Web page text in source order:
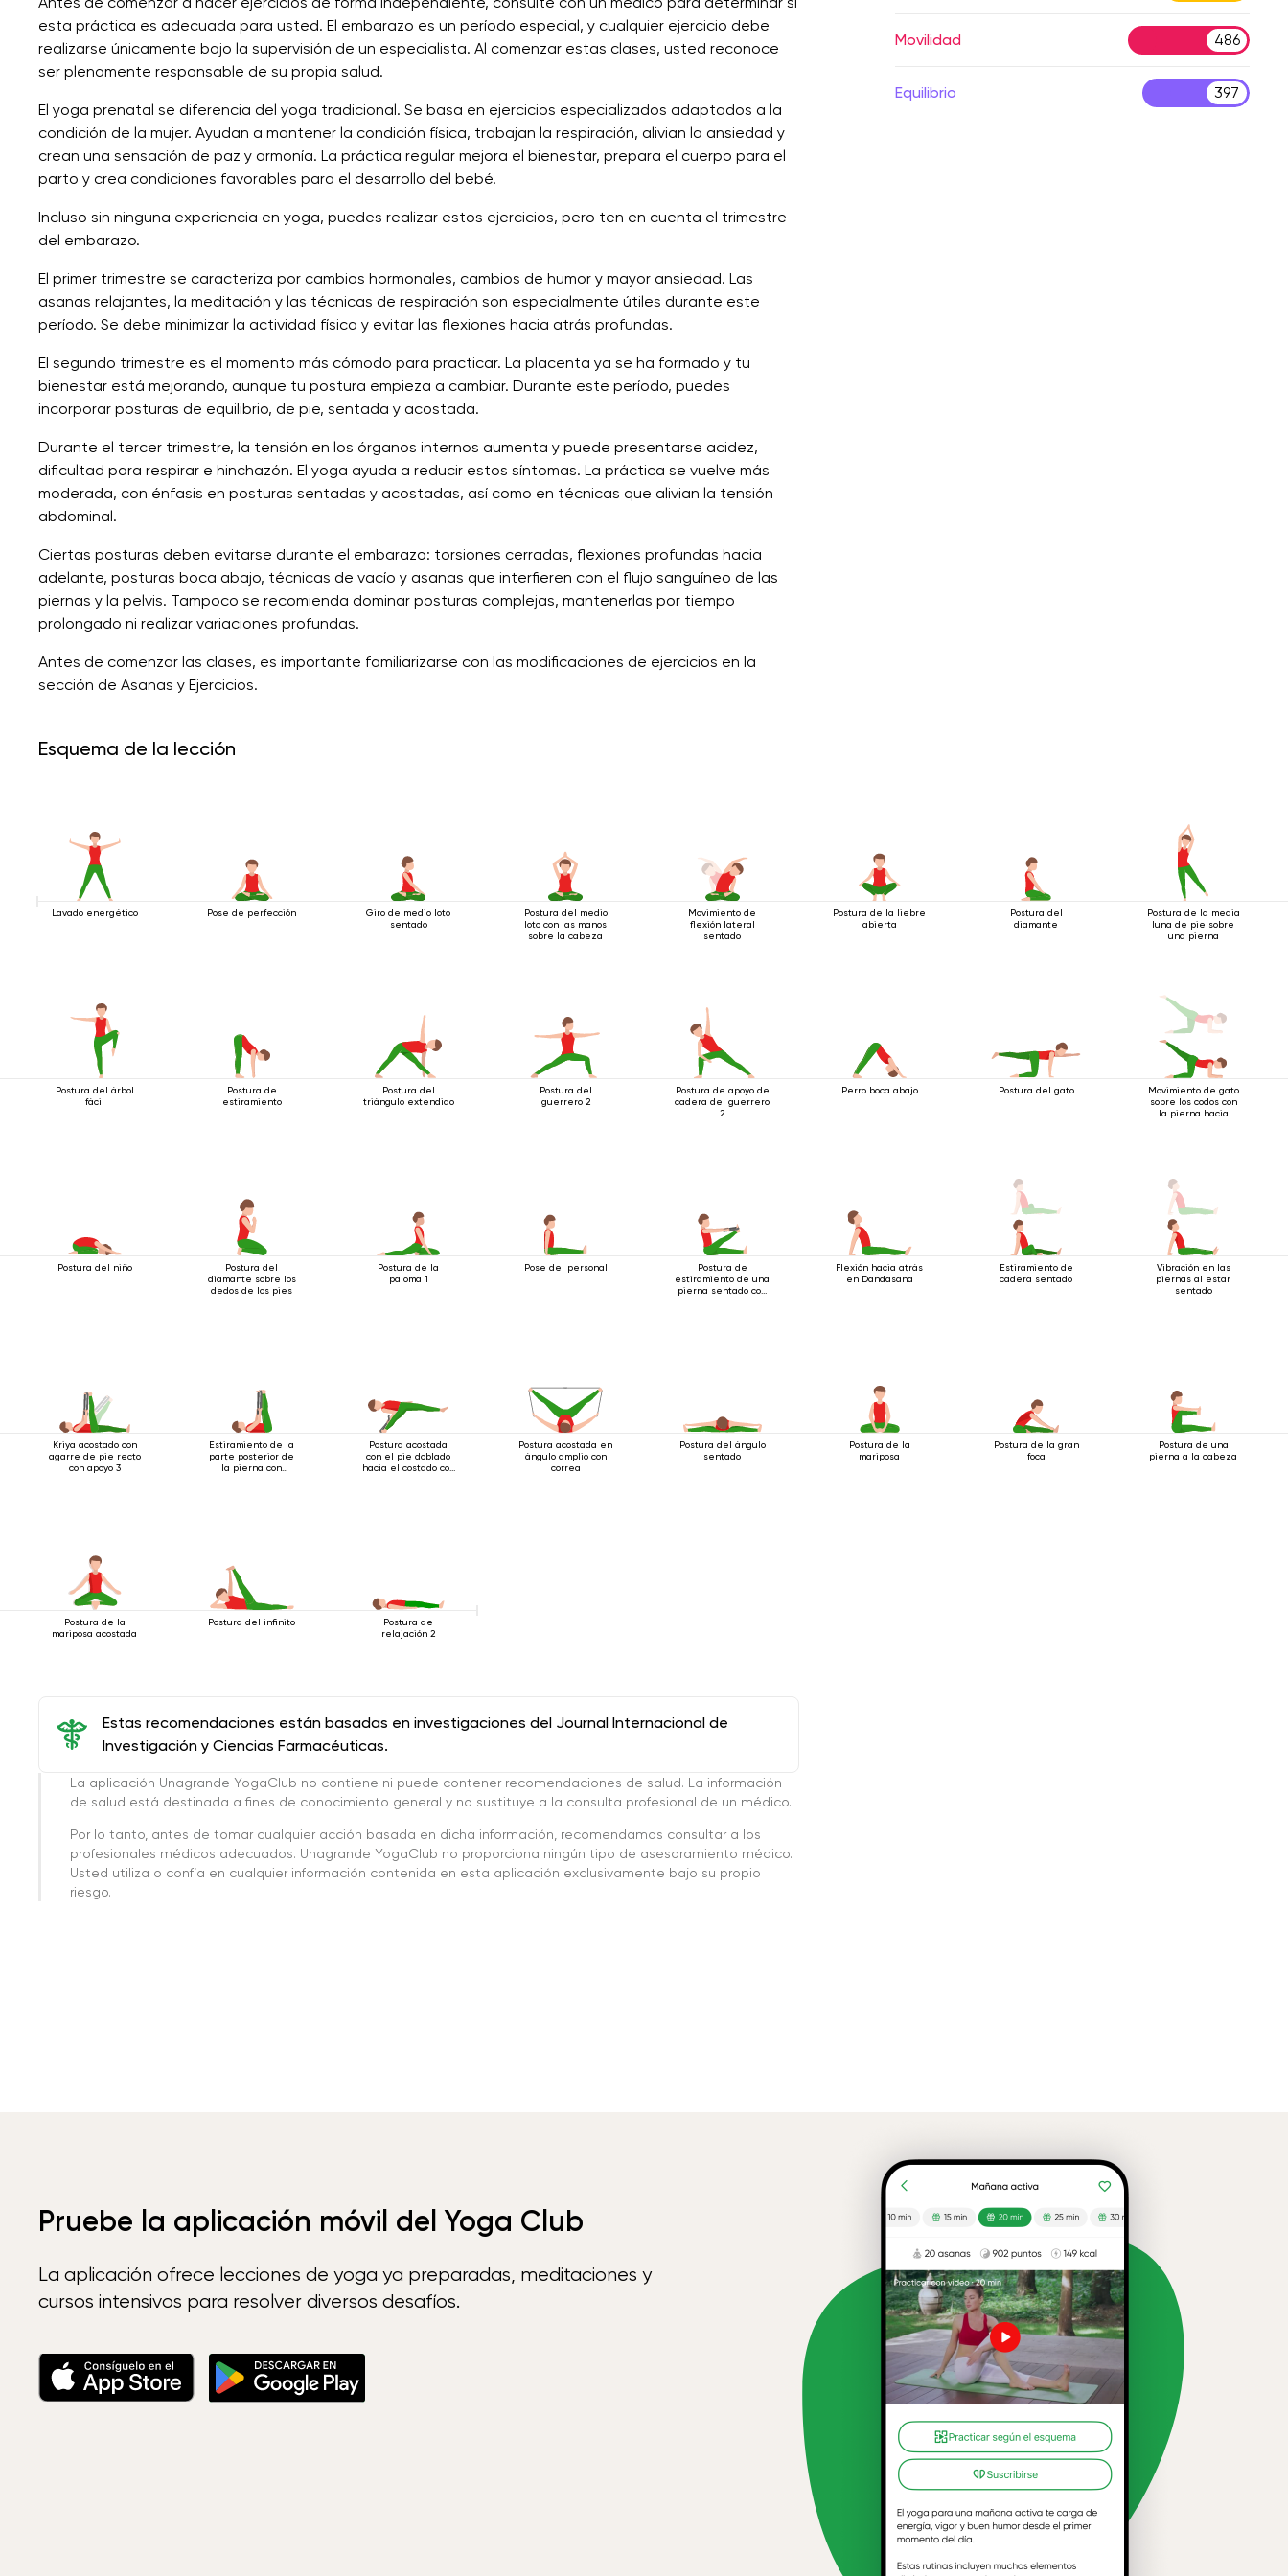
esta práctica es adecuada para usted. El embarazo es un período especial, y cualquier ejercicio debe
realizarse únicamente bajo la supervisión de un especialista. Al comenzar estas clases, usted reconoce
ser plenamente responsable de su propia salud.
El yoga prenatal se diferencia del yoga tradicional. Se basa en ejercicios especializados adaptados a la
condición de la mujer. Ayudan a mantener la condición física, trabajan la respiración, alivian la ansiedad y
crean una sensación de paz y armonía. La práctica regular mejora el bienestar, prepara el cuerpo para el
parto y crea condiciones favorables para el desarrollo del bebé.
Incluso sin ninguna experiencia en yoga, puedes realizar estos ejercicios, pero ten en cuenta el trimestre
del embarazo.
El primer trimestre se caracteriza por cambios hormonales, cambios de humor y mayor ansiedad. Las
asanas relajantes, la meditación y las técnicas de respiración son especialmente útiles durante este
período. Se debe minimizar la actividad física y evitar las flexiones hacia atrás profundas.
El segundo trimestre es el momento más cómodo para practicar. La placenta ya se ha formado y tu
bienestar está mejorando, aunque tu postura empieza a cambiar. Durante este período, puedes
incorporar posturas de equilibrio, de pie, sentada y acostada.
Durante el tercer trimestre, la tensión en los órganos internos aumenta y puede presentarse acidez,
dificultad para respirar e hinchazón. El yoga ayuda a reducir estos síntomas. La práctica se vuelve más
moderada, con énfasis en posturas sentadas y acostadas, así como en técnicas que alivian la tensión
abdominal.
Ciertas posturas deben evitarse durante el embarazo: torsiones cerradas, flexiones profundas hacia
adelante, posturas boca abajo, técnicas de vacío y asanas que interfieren con el flujo sanguíneo de las
piernas y la pelvis. Tampoco se recomienda dominar posturas complejas, mantenerlas por tiempo
prolongado ni realizar variaciones profundas.
Antes de comenzar las clases, es importante familiarizarse con las modificaciones de ejercicios en la
sección de Asanas y Ejercicios.
Movilidad 486
Equilibrio 397
Esquema de la lección
Lavado energético Pose de perfección
Giro de medio loto
sentado
Postura del medio
loto con las manos
sobre la cabeza
Movimiento de
flexión lateral
sentado
Postura de la liebre
abierta
Postura del
diamante
Postura de la media
luna de pie sobre
una pierna
Postura del árbol
fácil
Postura de
estiramiento
Postura del
triángulo extendido
Postura del
guerrero 2
Postura de apoyo de
cadera del guerrero
2
Perro boca abajo Postura del gato
Movimiento de gato
sobre los codos con
la pierna hacia
Postura del niño
Postura del
diamante sobre los
dedos de los pies
Postura de la
paloma 1
Pose del personal
Postura de
estiramiento de una
pierna sentado con
Flexión hacia atrás
en Dandasana
Estiramiento de
cadera sentado
Vibración en las
piernas al estar
sentado
Kriya acostado con
agarre de pie recto
con apoyo 3
Estiramiento de la
parte posterior de
la pierna con
Postura acostada
con el pie doblado
hacia el costado con
Postura acostada en
ángulo amplio con
correa
Postura del ángulo
sentado
Postura de la
mariposa
Postura de la gran
foca
Postura de una
pierna a la cabeza
Postura de la
mariposa acostada
Postura del infinito
Postura de
relajación 2
Estas recomendaciones están basadas en investigaciones del Journal Internacional de
Investigación y Ciencias Farmacéuticas.
La aplicación Unagrande YogaClub no contiene ni puede contener recomendaciones de salud. La información
de salud está destinada a fines de conocimiento general y no sustituye a la consulta profesional de un médico.
Por lo tanto, antes de tomar cualquier acción basada en dicha información, recomendamos consultar a los
profesionales médicos adecuados. Unagrande YogaClub no proporciona ningún tipo de asesoramiento médico.
Usted utiliza o confía en cualquier información contenida en esta aplicación exclusivamente bajo su propio
riesgo.
Pruebe la aplicación móvil del Yoga Club
La aplicación ofrece lecciones de yoga ya preparadas, meditaciones y
cursos intensivos para resolver diversos desafíos.